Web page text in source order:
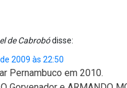
de Cabrobódisse:
2009 às 22:50
Pernambuco em 2010.